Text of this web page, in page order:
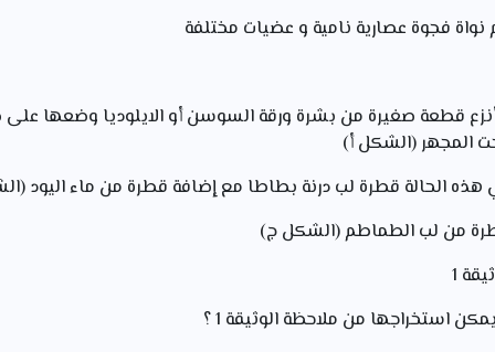
فجوة عصارية نامية و عضيات مختلفة
قطعة صغيرة من بشرة ورقة السوسن أو الايلوديا وضعها
المجهر (الشكل أ)
الحالة قطرة لب درنة بطاطا مع إضافة قطرة من ماء اليود
من لب الطماطم (الشكل ج)
1